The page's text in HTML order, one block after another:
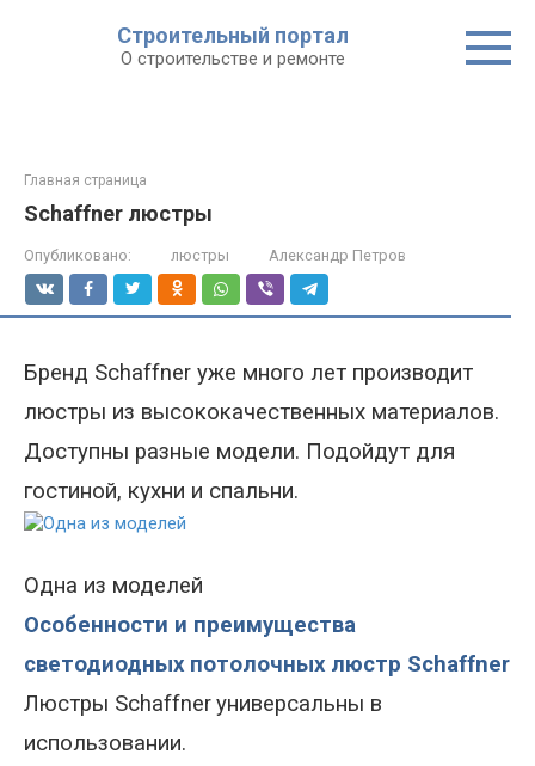
Строительный портал
О строительстве и ремонте
Главная страница
Schaffner люстры
Опубликовано: люстры Александр Петров
Бренд Schaffner уже много лет производит
люстры из высококачественных материалов.
Доступны разные модели. Подойдут для
гостиной, кухни и спальни.
Одна из моделей
Особенности и преимущества
светодиодных потолочных люстр Schaffner
Люстры Schaffnerуниверсальны в
использовании.